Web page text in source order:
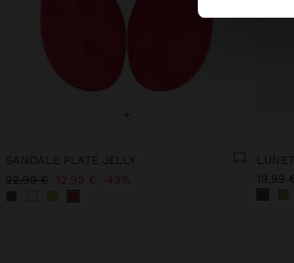
+
SANDALE PLATE JELLY
22,99 € 12,99 € 43%
19,99